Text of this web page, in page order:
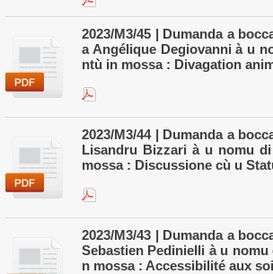
2023/M3/45 | Dumanda a
a Angélique Degiovanni à u
ntù in mossa : Divagation
2023/M3/44 | Dumanda a
Lisandru Bizzari à u nomu
mossa : Discussione cù u
2023/M3/43 | Dumanda a
Sebastien Pedinielli à u
n mossa : Accessibilité aux